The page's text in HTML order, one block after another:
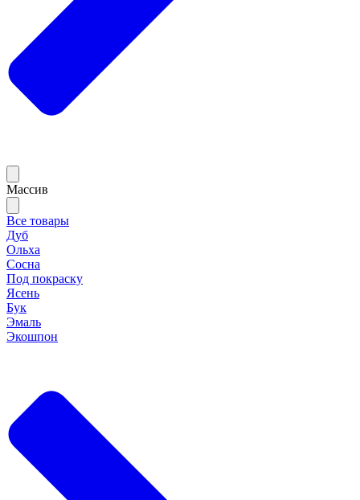
Массив
Все товары
Дуб
Ольха
Сосна
Под покраску
Ясень
Бук
Эмаль
Экошпон